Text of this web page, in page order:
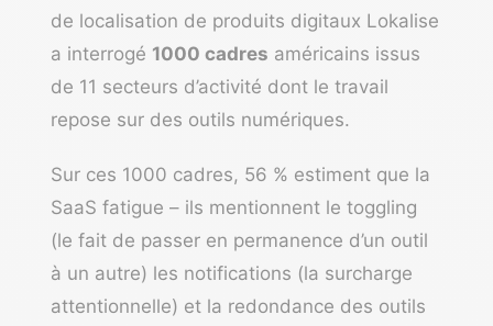
de localisation de produits digitaux Lokalise
a interrogé 1000 cadres américains issus
de 11 secteurs d’activité dont le travail
repose sur des outils numériques.
Sur ces 1000 cadres, 56 % estiment que la
SaaS fatigue – ils mentionnent le toggling
(le fait de passer en permanence d’un outil
à un autre) les notifications (la surcharge
attentionnelle) et la redondance des outils